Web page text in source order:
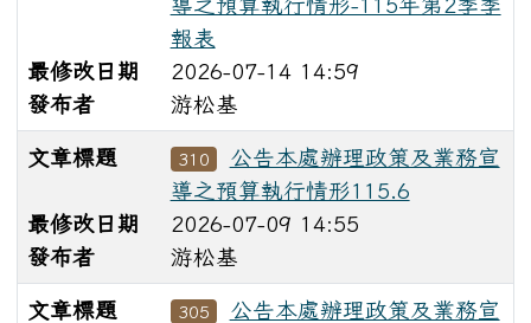
導之預算執行情形-115年第2季季
報表
最修改日期
2026-07-14 14:59
發布者
游松基
文章標題 310
公告本處辦理政策及業務宣
導之預算執行情形115.6
最修改日期
2026-07-09 14:55
發布者
游松基
文章標題 305
公告本處辦理政策及業務宣